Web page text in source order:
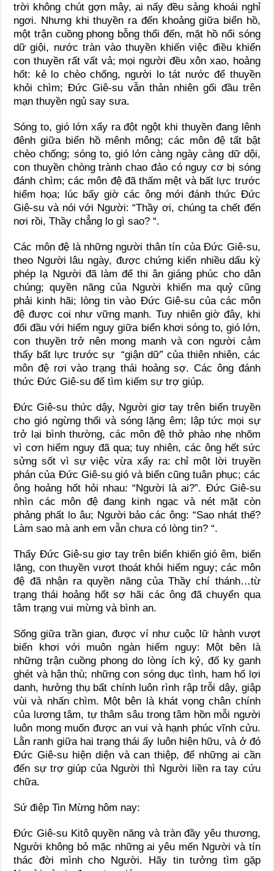
trời không chút gợn mây, ai nấy đều sảng khoái nghỉ
ngơi. Nhưng khi thuyền ra đến khoảng giữa biển hồ,
một trận cuồng phong bỗng thổi đến, mặt hồ nổi sóng
dữ giội, nước tràn vào thuyền khiến việc điều khiển
con thuyền rất vất vả; mọi người đều xôn xao, hoảng
hốt: kẻ lo chèo chống, người lo tát nước để thuyền
khỏi chìm; Đức Giê-su vẫn thản nhiên gối đầu trên
mạn thuyền ngủ say sưa.
Sóng to, gió lớn xẩy ra đột ngột khi thuyền đang lênh
đênh giữa biển hồ mênh mông; các môn đệ tất bật
chèo chống; sóng to, gió lớn càng ngày càng dữ dội,
con thuyền chòng trành chao đảo có nguy cơ bị sóng
đánh chìm; các môn đệ đã thấm mệt và bất lực trước
hiểm họa; lúc bấy giờ các ông mới đánh thức Đức
Giê-su và nói với Người: “Thầy ơi, chúng ta chết đến
nơi rồi, Thầy chẳng lo gì sao? “.
Các môn đệ là những người thân tín của Đức Giê-su,
theo Người lâu ngày, được chứng kiến nhiều dấu kỳ
phép lạ Người đã làm để thi ân giáng phúc cho dân
chúng; quyền năng của Người khiến ma quỷ cũng
phải kinh hãi; lòng tin vào Đức Giê-su của các môn
đệ được coi như vững mạnh. Tuy nhiên giờ đây, khi
đối đầu với hiểm nguy giữa biển khơi sóng to, gió lớn,
con thuyền trở nên mong manh và con người cảm
thấy bất lực trước sự “giận dữ” của thiên nhiên, các
môn đệ rơi vào trạng thái hoảng sợ. Các ông đánh
thức Đức Giê-su để tìm kiếm sự trợ giúp.
Đức Giê-su thức dậy, Người giơ tay trên biển truyền
cho gió ngừng thổi và sóng lặng êm; lập tức mọi sự
trở lại bình thường, các môn đệ thở phào nhẹ nhõm
vì cơn hiểm nguy đã qua; tuy nhiên, các ông hết sức
sửng sốt vì sự việc vừa xẩy ra: chỉ một lời truyền
phán của Đức Giê-su gió và biển cũng tuân phục; các
ông hoảng hốt hỏi nhau: “Người là ai?”. Đức Giê-su
nhìn các môn đệ đang kinh ngạc và nét mặt còn
phảng phất lo âu; Người bảo các ông: “Sao nhát thế?
Làm sao mà anh em vẫn chưa có lòng tin? “.
Thấy Đức Giê-su giơ tay trên biển khiến gió êm, biển
lặng, con thuyền vượt thoát khỏi hiểm nguy; các môn
đệ đã nhận ra quyền năng của Thầy chí thánh…từ
trạng thái hoảng hốt sợ hãi các ông đã chuyển qua
tâm trạng vui mừng và bình an.
Sống giữa trần gian, được ví như cuộc lữ hành vượt
biển khơi với muôn ngàn hiểm nguy: Một bên là
những trận cuồng phong do lòng ích kỷ, đố kỵ ganh
ghét và hận thù; những con sóng dục tình, ham hố lợi
danh, hưởng thụ bất chính luôn rình rập trỗi dậy, giập
vùi và nhấn chìm. Một bên là khát vọng chân chính
của lương tâm, tự thâm sâu trong tâm hồn mỗi người
luôn mong muốn được an vui và hạnh phúc vĩnh cửu.
Lằn ranh giữa hai trạng thái ấy luôn hiện hữu, và ở đó
Đức Giê-su hiện diện và can thiệp, để những ai cần
đến sự trợ giúp của Người thì Người liền ra tay cứu
chữa.
Sứ điệp Tin Mừng hôm nay:
Đức Giê-su Kitô quyền năng và tràn đầy yêu thương,
Người không bỏ mặc những ai yêu mến Người và tín
thác đời mình cho Người. Hãy tin tưởng tìm gặp